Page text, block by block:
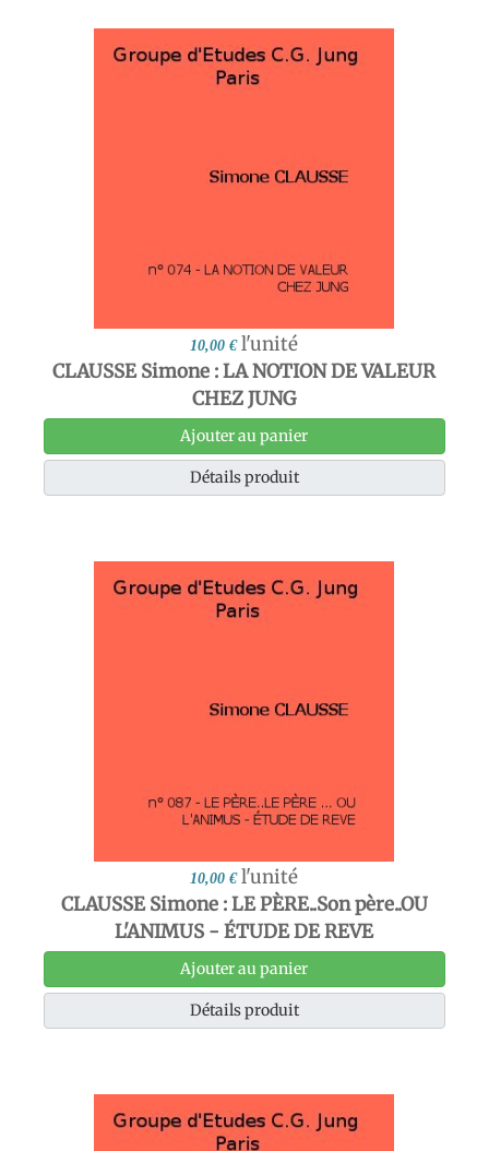
10,00 € l'unité
CLAUSSE Simone : LA NOTION DE VALEUR
CHEZ JUNG
Ajouter au panier
Détails produit
10,00 € l'unité
CLAUSSE Simone : LE PÈRE..Son père..OU
L'ANIMUS - ÉTUDE DE REVE
Ajouter au panier
Détails produit